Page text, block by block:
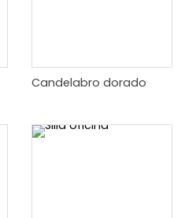
Candelabro dorado